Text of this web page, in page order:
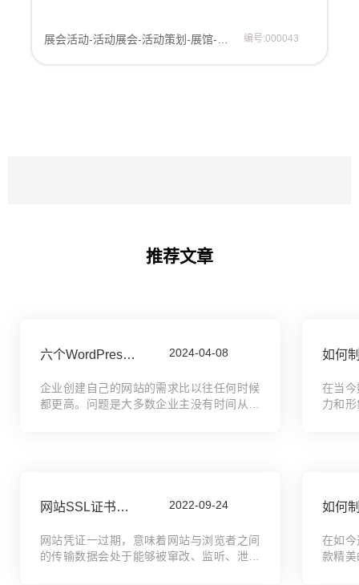
展会活动-活动展会-活动策划-展馆-展览馆网站模板 编号:000043
推荐文章
六个WordPress常见问题，如何优化wordpress性能，如何提升wordpress的加载速度 2024-04-08
企业创建自己的网站的需求比以往任何时候
都更高。问题是大多数企业主没有时间从头
在当
力和
网站SSL证书过期会有什么影响？网站安全证书过期会有什么影响？ 2022-09-24
网站凭证一过期，意味着网站与浏览者之间
的传输数据会处于能够被窜改、监听、泄漏
在如
款精